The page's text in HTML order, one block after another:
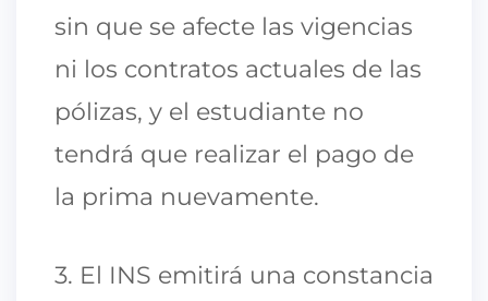
sin que se afecte las vigencias
ni los contratos actuales de las
pólizas, y el estudiante no
tendrá que realizar el pago de
la prima nuevamente.
3. El INS emitirá una constancia